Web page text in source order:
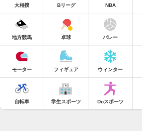
大相撲 Bリーグ NBA
地方競馬 卓球 バレー
モーター フィギュア ウィンター
自転車 学生スポーツ Doスポーツ